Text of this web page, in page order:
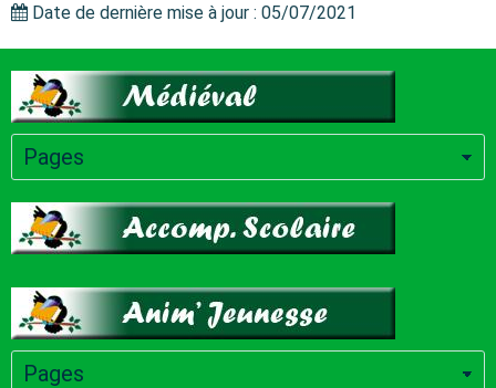
Date de dernière mise à jour : 05/07/2021